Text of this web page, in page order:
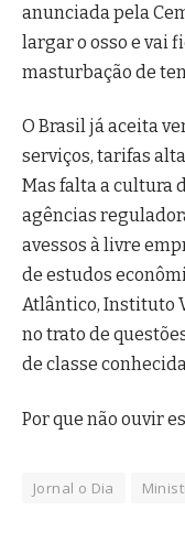
anunciada pela
largar o osso e vai
masturbação de
O Brasil já aceita
serviços, tarifas
Mas falta a cultura
agências
avessos à livre
de estudos
Atlântico, Instituto
no trato de
de classe
Por que não ouvir
Jornal o Dia